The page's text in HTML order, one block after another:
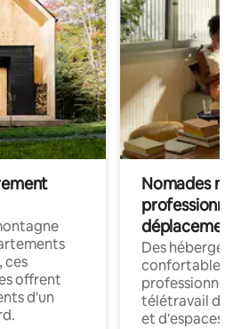
ces
offrent
d'un
Nomades
déplacement
Des
confortables
professionnels
télétravail
et d'espaces